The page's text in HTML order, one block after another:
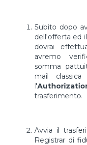
Subito dopo
dell'offerta ed
dovrai
avremo
somma
mail
l'
trasferimento.
Avvia il
Registrar di